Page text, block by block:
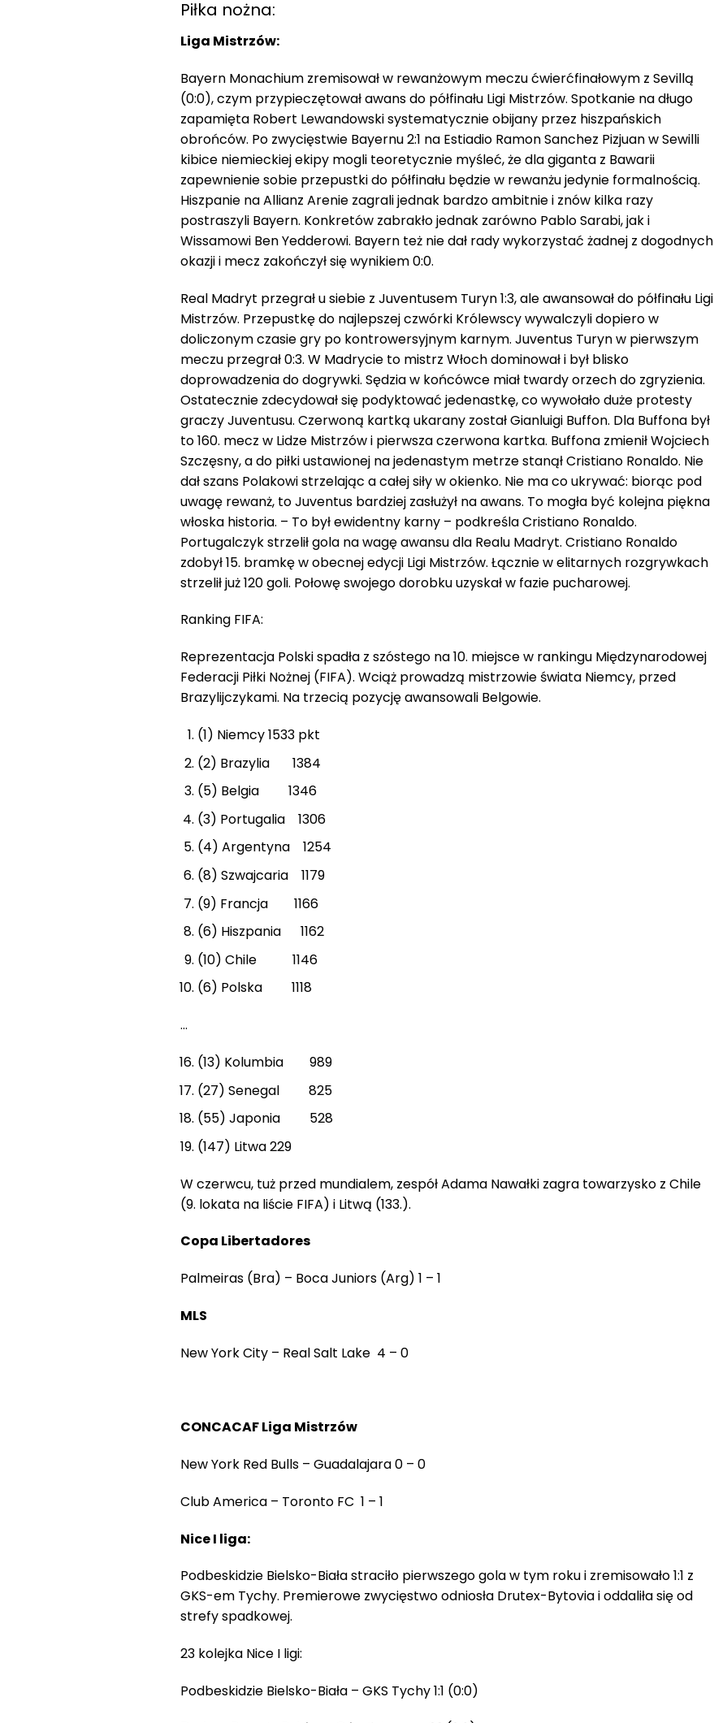
Piłka nożna:
Liga Mistrzów:
Bayern Monachium zremisował w rewanżowym meczu ćwierćfinałowym z Sevillą
(0:0), czym przypieczętował awans do półfinału Ligi Mistrzów. Spotkanie na długo
zapamięta Robert Lewandowski systematycznie obijany przez hiszpańskich
obrońców. Po zwycięstwie Bayernu 2:1 na Estiadio Ramon Sanchez Pizjuan w Sewilli
kibice niemieckiej ekipy mogli teoretycznie myśleć, że dla giganta z Bawarii
zapewnienie sobie przepustki do półfinału będzie w rewanżu jedynie formalnością.
Hiszpanie na Allianz Arenie zagrali jednak bardzo ambitnie i znów kilka razy
postraszyli Bayern. Konkretów zabrakło jednak zarówno Pablo Sarabi, jak i
Wissamowi Ben Yedderowi. Bayern też nie dał rady wykorzystać żadnej z dogodnych
okazji i mecz zakończył się wynikiem 0:0.
Real Madryt przegrał u siebie z Juventusem Turyn 1:3, ale awansował do półfinału Ligi
Mistrzów. Przepustkę do najlepszej czwórki Królewscy wywalczyli dopiero w
doliczonym czasie gry po kontrowersyjnym karnym. Juventus Turyn w pierwszym
meczu przegrał 0:3. W Madrycie to mistrz Włoch dominował i był blisko
doprowadzenia do dogrywki. Sędzia w końcówce miał twardy orzech do zgryzienia.
Ostatecznie zdecydował się podyktować jedenastkę, co wywołało duże protesty
graczy Juventusu. Czerwoną kartką ukarany został Gianluigi Buffon. Dla Buffona był
to 160. mecz w Lidze Mistrzów i pierwsza czerwona kartka. Buffona zmienił Wojciech
Szczęsny, a do piłki ustawionej na jedenastym metrze stanął Cristiano Ronaldo. Nie
dał szans Polakowi strzelając a całej siły w okienko. Nie ma co ukrywać: biorąc pod
uwagę rewanż, to Juventus bardziej zasłużył na awans. To mogła być kolejna piękna
włoska historia. – To był ewidentny karny – podkreśla Cristiano Ronaldo.
Portugalczyk strzelił gola na wagę awansu dla Realu Madryt. Cristiano Ronaldo
zdobył 15. bramkę w obecnej edycji Ligi Mistrzów. Łącznie w elitarnych rozgrywkach
strzelił już 120 goli. Połowę swojego dorobku uzyskał w fazie pucharowej.
Ranking FIFA:
Reprezentacja Polski spadła z szóstego na 10. miejsce w rankingu Międzynarodowej
Federacji Piłki Nożnej (FIFA). Wciąż prowadzą mistrzowie świata Niemcy, przed
Brazylijczykami. Na trzecią pozycję awansowali Belgowie.
(1) Niemcy 1533 pkt
(2) Brazylia 1384
(5) Belgia 1346
(3) Portugalia 1306
(4) Argentyna 1254
(8) Szwajcaria 1179
(9) Francja 1166
(6) Hiszpania 1162
(10) Chile 1146
(6) Polska 1118
…
(13) Kolumbia 989
(27) Senegal 825
(55) Japonia 528
(147) Litwa 229
W czerwcu, tuż przed mundialem, zespół Adama Nawałki zagra towarzysko z Chile
(9. lokata na liście FIFA) i Litwą (133.).
Copa Libertadores
Palmeiras (Bra) – Boca Juniors (Arg) 1 – 1
MLS
New York City – Real Salt Lake 4 – 0
CONCACAF Liga Mistrzów
New York Red Bulls – Guadalajara 0 – 0
Club America – Toronto FC 1 – 1
Nice I liga:
Podbeskidzie Bielsko-Biała straciło pierwszego gola w tym roku i zremisowało 1:1 z
GKS-em Tychy. Premierowe zwycięstwo odniosła Drutex-Bytovia i oddaliła się od
strefy spadkowej.
23 kolejka Nice I ligi:
Podbeskidzie Bielsko-Biała – GKS Tychy 1:1 (0:0)